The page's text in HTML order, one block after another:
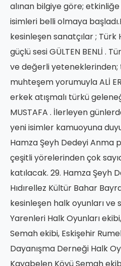
alınan bilgiye göre;
isimleri belli olmaya
kesinleşen sanatçılar ; Türk
güçlü sesi GÜLTEN BENLİ .
ve değerli yeteneklerinden;
muhteşem yorumuyla ALİ
erkek atışmalı türkü
MUSTAFA . İlerleyen
yeni isimler kamuoyuna
Hamza Şeyh Dedeyi Anma
çeşitli yörelerinden çok
katılacak. 29. Hamza Şeyh
Hıdırellez Kültür Bahar
kesinleşen halk oyunları ve
Yarenleri Halk Oyunları
Semah ekibi, Eskişehir
Dayanışma Derneği Halk